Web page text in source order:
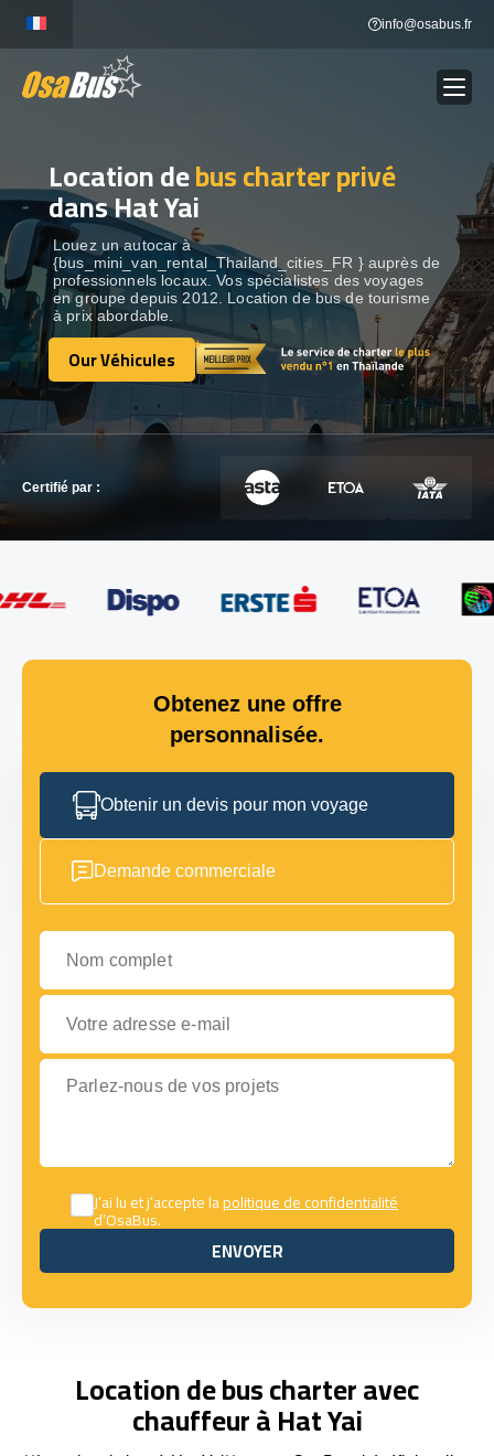
content
info@osabus.fr
LOCATION DE BUS Show dropdown
DESTINATIONS
OUR VÉHICULES
CONTACTEZ-NOUS
CONTACTEZ-NOUS
Location debus charter privé
dans Hat Yai
Louez un autocar à
{bus_mini_van_rental_Thailand_cities_FR } auprès de
professionnels locaux. Vos spécialistes des voyages
en groupe depuis 2012. Location de bus de tourisme
à prix abordable.
Our Véhicules
Our Véhicules
Certifié par :
Obtenez une offre
personnalisée.
Obtenir un devis pour mon voyage
Demande commerciale
Nom complet
Votre adresse e-mail
Parlez-nous de vos projets
J’ai lu et j’accepte lapolitique de confidentialité
d’OsaBus.
ENVOYER
ENVOYER
Location de bus charter avec
chauffeur à Hat Yai